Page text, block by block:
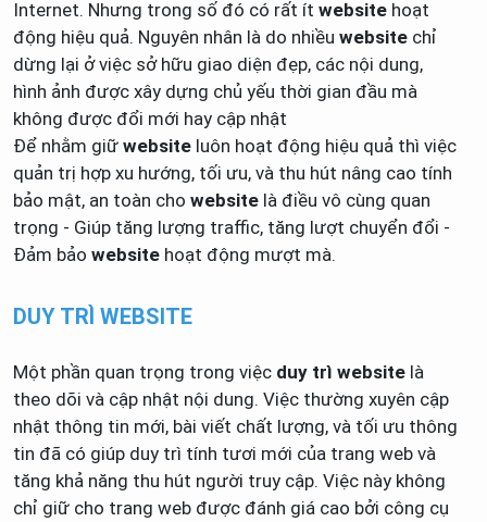
Internet. Nhưng trong số đó có rất ítwebsite hoạt
động hiệu quả. Nguyên nhân là do nhiềuwebsite chỉ
dừng lại ở việc sở hữu giao diện đẹp, các nội dung,
hình ảnh được xây dựng chủ yếu thời gian đầu mà
không được đổi mới hay cập nhật
Để nhằm giữwebsite luôn hoạt động hiệu quả thì việc
quản trị hợp xu hướng, tối ưu, và thu hút nâng cao tính
bảo mật, an toàn cho website là điều vô cùng quan
trọng - Giúp tăng lượng traffic, tăng lượt chuyển đổi -
Đảm bảowebsite hoạt động mượt mà.
DUY TRÌ WEBSITE
Một phần quan trọng trong việc duy trì website là
theo dõi và cập nhật nội dung. Việc thường xuyên cập
nhật thông tin mới, bài viết chất lượng, và tối ưu thông
tin đã có giúp duy trì tính tươi mới của trang web và
tăng khả năng thu hút người truy cập. Việc này không
chỉ giữ cho trang web được đánh giá cao bởi công cụ